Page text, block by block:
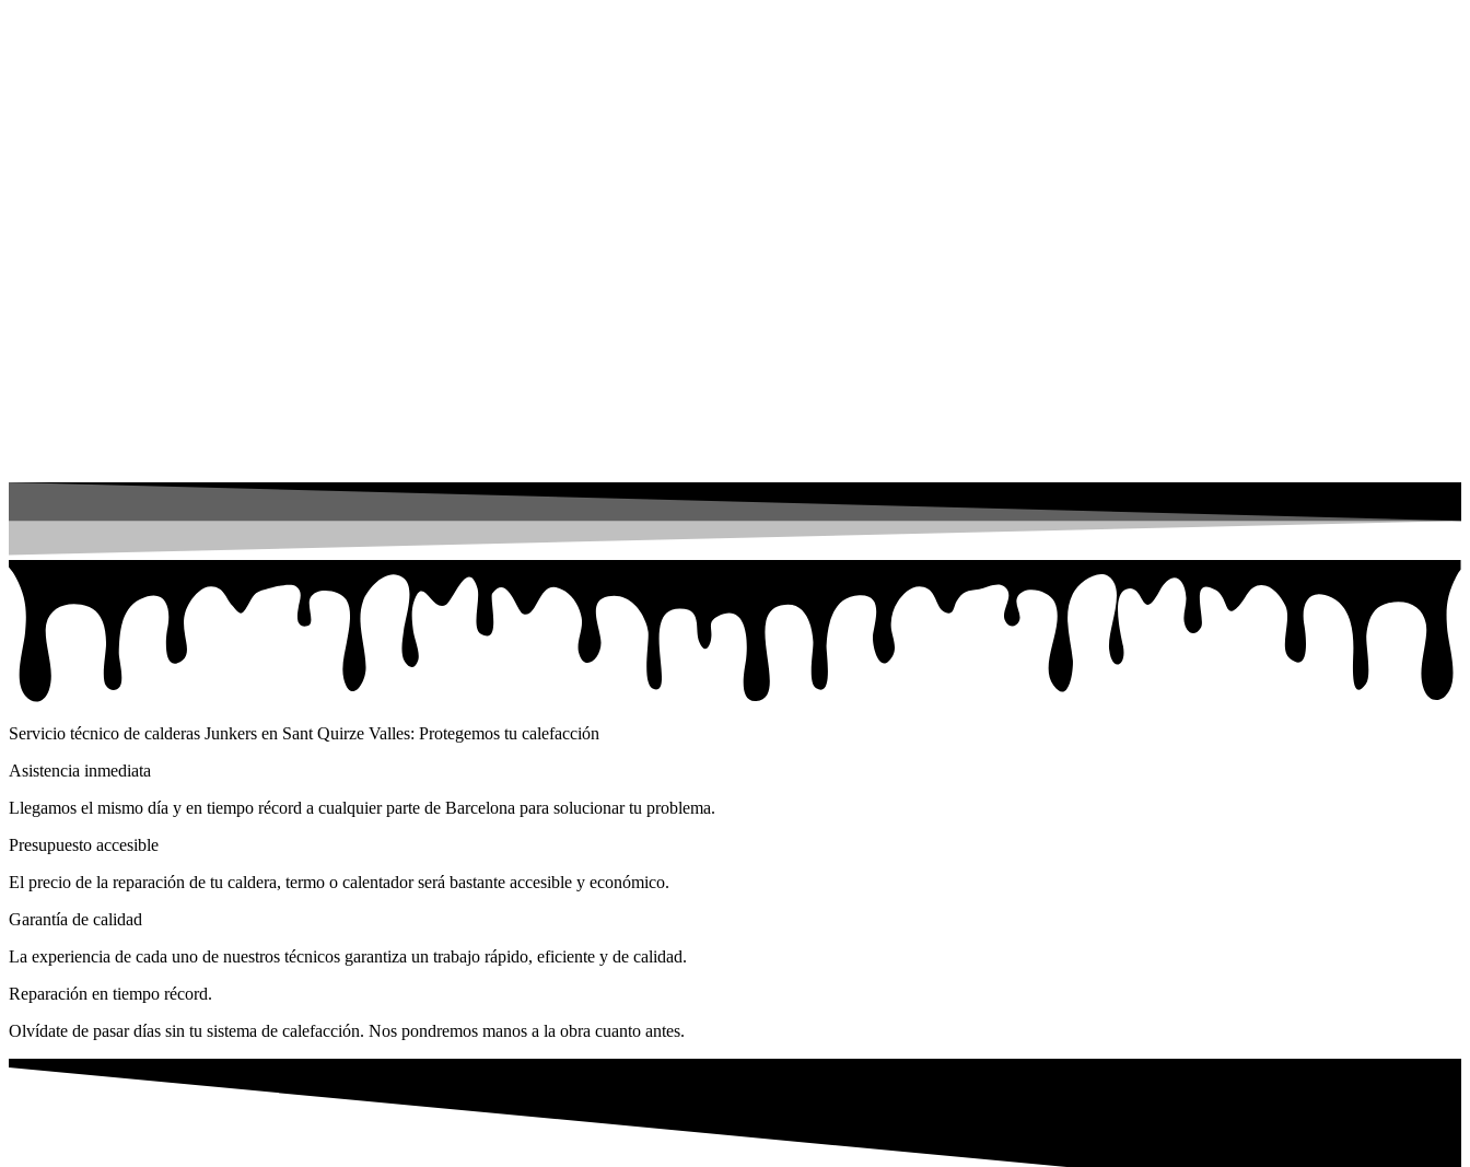
Servicio técnico de calderas Junkers en Sant Quirze Valles: Protegemos tu calefacción
Asistencia inmediata
Llegamos el mismo día y en tiempo récord a cualquier parte de Barcelona para solucionar tu problema.
Presupuesto accesible
El precio de la reparación de tu caldera, termo o calentador será bastante accesible y económico.
Garantía de calidad
La experiencia de cada uno de nuestros técnicos garantiza un trabajo rápido, eficiente y de calidad.
Reparación en tiempo récord.
Olvídate de pasar días sin tu sistema de calefacción. Nos pondremos manos a la obra cuanto antes.